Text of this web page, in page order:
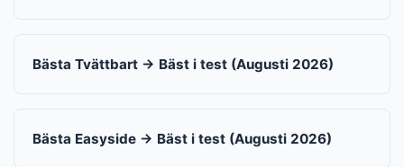
Bästa Tvättbart → Bäst i test (Augusti 2026)
Bästa Easyside → Bäst i test (Augusti 2026)